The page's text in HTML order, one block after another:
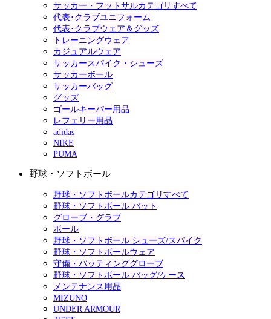
サッカー・フットサルカテゴリすべて
代表･クラブユニフォーム
代表･クラブウェア＆グッズ
トレーニングウェア
カジュアルウェア
サッカースパイク・シューズ
サッカーボール
サッカーバッグ
グッズ
ゴールキーパー用品
レフェリー用品
adidas
NIKE
PUMA
野球・ソフトボール
野球・ソフトボールカテゴリすべて
野球・ソフトボール バット
グローブ・グラブ
ボール
野球・ソフトボール シューズ/スパイク
野球・ソフトボールウェア
守備・バッティンググローブ
野球・ソフトボール バッグ/ケース
メンテナンス用品
MIZUNO
UNDER ARMOUR